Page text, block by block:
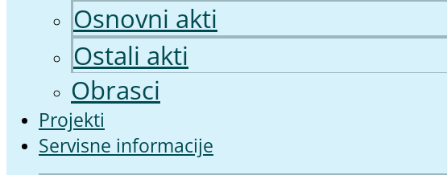
Osnovni akti
Ostali akti
Obrasci
Projekti
Servisne informacije